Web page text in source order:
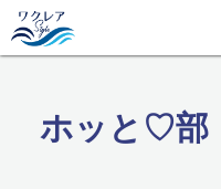
ホッと♡部